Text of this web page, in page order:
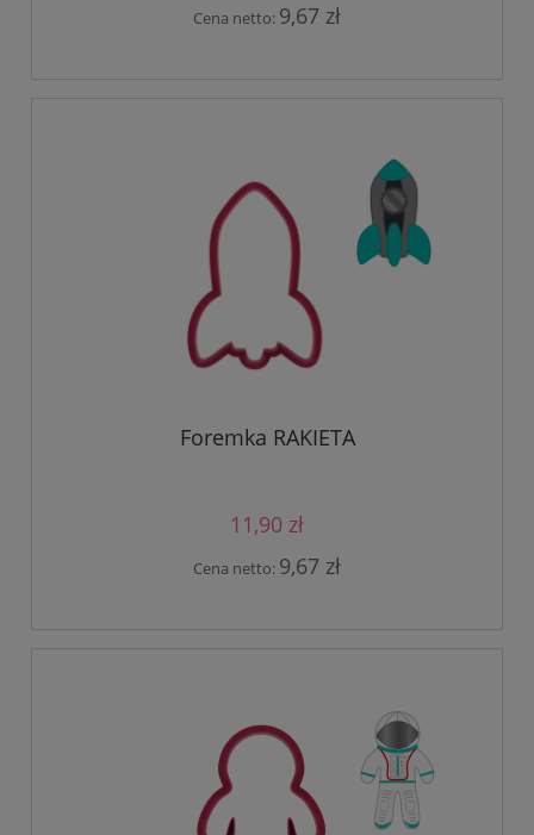
Cena netto: 9,67 zł
Foremka RAKIETA
11,90 zł
Cena netto: 9,67 zł